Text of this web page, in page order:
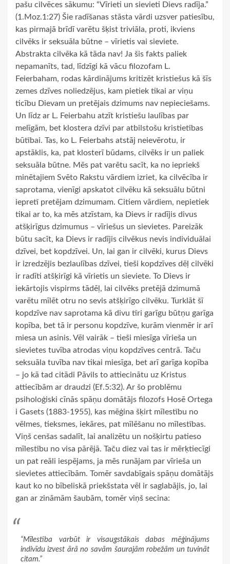
pašu cilvēces sākumu: “Vīrieti un sievieti Dievs radīja.”
(1.Moz.1:27) Šie radīšanas stāsta vārdi uzsver patiesību,
kas pirmajā brīdī varētu šķist triviāla, proti, ikviens
cilvēks ir seksuāla būtne – vīrietis vai sieviete.
Abstrakta cilvēka kā tāda nav! Ja šis fakts paliek
nepamanīts, tad, līdzīgi kā vācu filozofam L.
Feierbaham, rodas kārdinājums kritizēt kristiešus kā šīs
zemes dzīves noliedzējus, kam pietiek tikai ar viņu
ticību Dievam un pretējais dzimums nav nepieciešams.
Un līdz ar L. Feierbahu atzīt kristiešu laulības par
melīgām, bet klostera dzīvi par atbilstošu kristietības
būtībai. Tas, ko L. Feierbahs atstāj neievērotu, ir
apstāklis, ka, pat klosterī būdams, cilvēks ir un paliek
seksuāla būtne. Mēs pat varētu sacīt, ka no iepriekš
minētajiem Svēto Rakstu vārdiem izriet, ka cilvēcība ir
saprotama, vienīgi apskatot cilvēku kā seksuālu būtni
iepretī pretējam dzimumam. Citiem vārdiem, nepietiek
tikai ar to, ka mēs atzīstam, ka Dievs ir radījis divus
atšķirīgus dzimumus – vīriešus un sievietes. Pareizāk
būtu sacīt, ka Dievs ir radījis cilvēkus nevis individuālai
dzīvei, bet kopdzīvei. Un, lai gan ir cilvēki, kurus Dievs
ir izredzējis bezlaulības dzīvei, tieši kopdzīves dēļ cilvēki
ir radīti atšķirīgi kā vīrietis un sieviete. To Dievs ir
iekārtojis vispirms tādēļ, lai cilvēks pretējā dzimumā
varētu mīlēt otru no sevis atšķirīgo cilvēku. Turklāt šī
kopdzīve nav saprotama kā divu tīri garīgu būtņu garīga
kopība, bet tā ir personu kopdzīve, kurām vienmēr ir arī
miesa un asinis. Vēl vairāk – tieši miesīga vīrieša un
sievietes tuvība atrodas viņu kopdzīves centrā. Taču
seksuāla tuvība nav tikai miesīga, bet arī garīga kopība
– jo kā tad citādi Pāvils to attiecinātu uz Kristus
attiecībām ar draudzi (Ef.5:32). Ar šo problēmu
psiholoģiski cīnās spāņu domātājs filozofs Hosē Ortega
i Gasets (1883-1955), kas mēģina šķirt mīlestību no
vēlmes, tieksmes, iekāres, pat mīlēšanu no mīlestības.
Viņš cenšas sadalīt, lai analizētu un nošķirtu patieso
mīlestību no visa pārējā. Taču diez vai tas ir mērķtiecīgi
un pat reāli iespējams, ja mēs runājam par vīrieša un
sievietes attiecībām. Tomēr savdabīgais spāņu domātājs
kaut ko no bībeliskā priekšstata vēl ir saglabājis, jo, lai
gan ar zināmām šaubām, tomēr viņš secina:
“Mīlestība varbūt ir visaugstākais dabas mēģinājums
indivīdu izvest ārā no savām šaurajām robežām un tuvināt
citam.”